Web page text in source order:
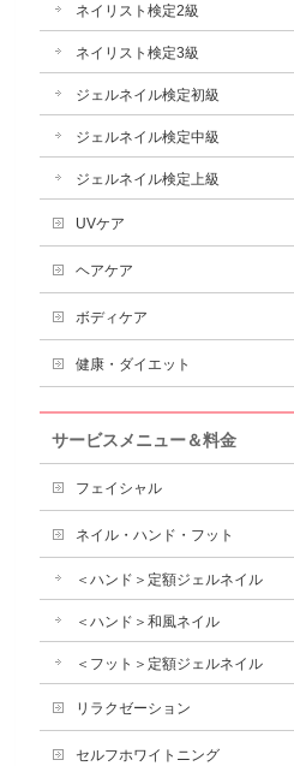
ネイリスト検定2級
ネイリスト検定3級
ジェルネイル検定初級
ジェルネイル検定中級
ジェルネイル検定上級
UVケア
ヘアケア
ボディケア
健康・ダイエット
サービスメニュー＆料金
フェイシャル
ネイル・ハンド・フット
＜ハンド＞定額ジェルネイル
＜ハンド＞和風ネイル
＜フット＞定額ジェルネイル
リラクゼーション
セルフホワイトニング